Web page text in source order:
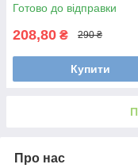
Готово до відправки
208,80 ₴ 290 ₴
Купити
Про нас